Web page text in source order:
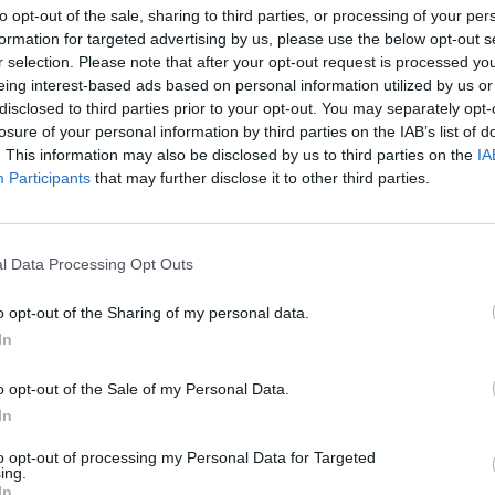
opt-out of the sale, sharing to third parties, or processing of your
for targeted advertising by us, please use the below opt-out
selection. Please note that after your opt-out request is processed
interest-based ads based on personal information utilized by us
to third parties prior to your opt-out. You may separately
of your personal information by third parties on the IAB’s list of
This information may also be disclosed by us to third parties on the
Participants that may further disclose it to other third parties.
Data Processing Opt Outs
opt-out of the Sharing of my personal data.
opt-out of the Sale of my Personal Data.
opt-out of processing my Personal Data for Targeted
τα αναγραφόμενα… Έτσι προκύπτει αυτή
καταλήγει να μην αγγίζει παρά
πίσω από τις λέξεις… τις κάμερες και
notospress.gr